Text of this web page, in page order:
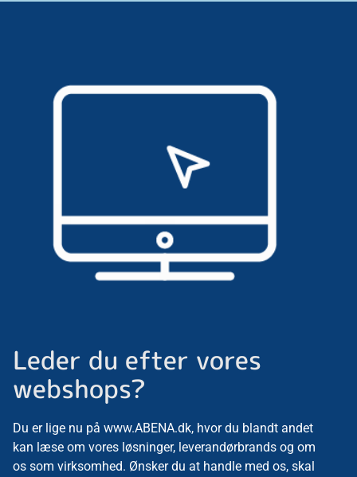
Leder du efter vores
webshops?
Du er lige nu på www.ABENA.dk, hvor du blandt andet
kan læse om vores løsninger, leverandørbrands og om
os som virksomhed. Ønsker du at handle med os, skal